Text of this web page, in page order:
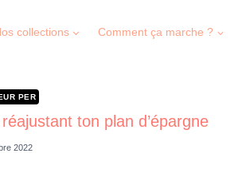
collections Comment ça marche ?
PER
ton plan d’épargne
2022